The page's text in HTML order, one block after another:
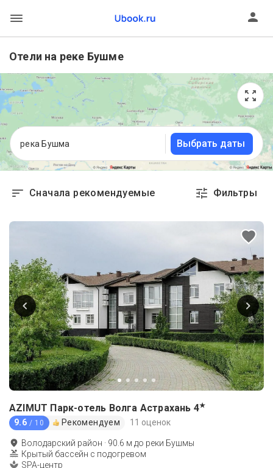
Отели на реке Бушме
река Бушма Выбрать даты
Сначала рекомендуемые Фильтры
AZIMUT Парк-отель Волга Астрахань 4★
9.6 / 10 Рекомендуем 11 оценок
Володарский район · 90.6 м до реки Бушмы
Крытый бассейн с подогревом
SPA-центр